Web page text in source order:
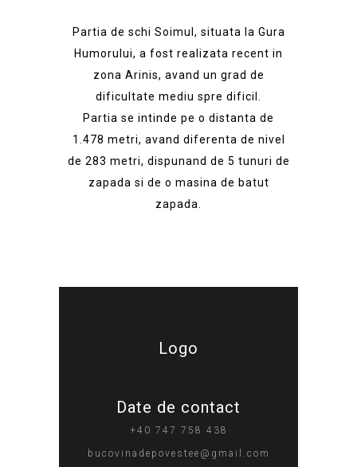
Partia de schi Soimul, situata la Gura
Humorului, a fost realizata recent in
zona Arinis, avand un grad de
dificultate mediu spre dificil.
Partia se intinde pe o distanta de
1.478 metri, avand diferenta de nivel
de 283 metri, dispunand de 5 tunuri de
zapada si de o masina de batut
zapada.
Logo
Date de contact
+40 747 758 438
bucovinadepovestee@gmail.com